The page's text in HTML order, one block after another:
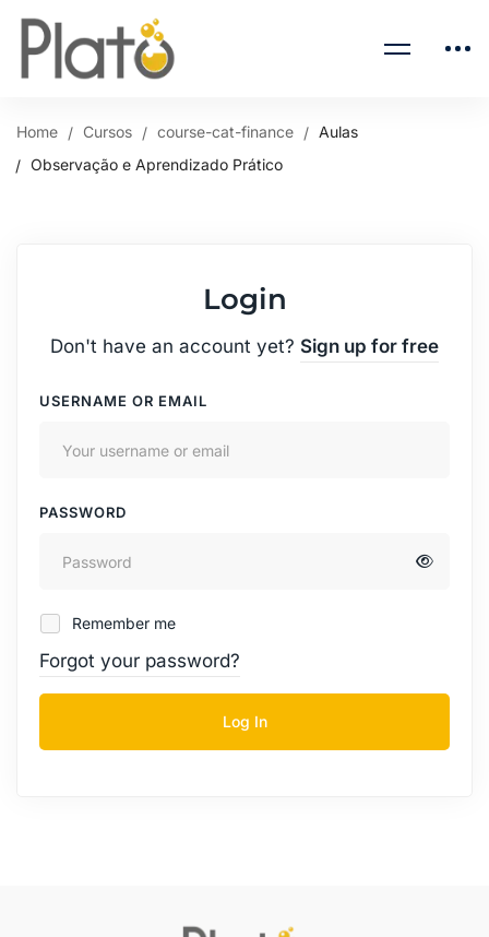
Home Cursos course-cat-finance
Aulas
Observação e Aprendizado Prático
Login
Don't have an account yet? Sign up for free
USERNAME OR EMAIL
PASSWORD
Remember me
Forgot your password?
Log In